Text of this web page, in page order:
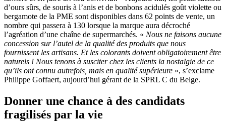
d’ours sûrs, de souris à l’anis et de bonbons acidulés goût violette ou
bergamote de la PME sont disponibles dans 62 points de vente, un
nombre qui passera à 130 lorsque la marque aura décroché
l’agréation d’une chaîne de supermarchés. « Nous ne faisons aucune
concession sur l’autel de la qualité des produits que nous
fournissent les artisans. Et les colorants doivent obligatoirement être
naturels ! Nous tenons à susciter chez les clients la nostalgie de ce
qu’ils ont connu autrefois, mais en qualité supérieure », s’exclame
Philippe Goffaert, aujourd’hui gérant de la SPRL C du Belge.
Donner une chance à des candidats
fragilisés par la vie